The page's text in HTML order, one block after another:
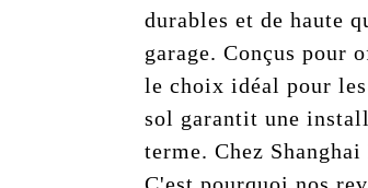
durables et de haute
garage. Conçus pour
le choix idéal pour
sol garantit une
terme. Chez